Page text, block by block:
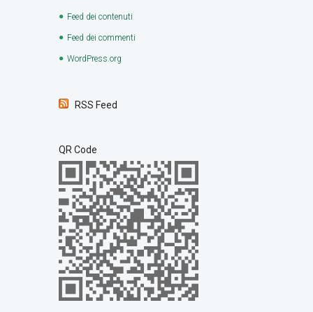
Feed dei contenuti
Feed dei commenti
WordPress.org
RSS Feed
QR Code